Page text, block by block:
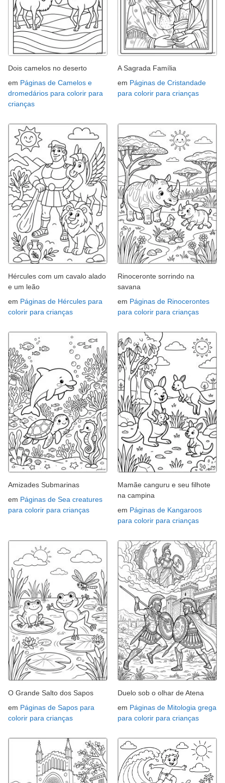
Dois camelos no deserto
em Páginas de Camelos e
dromedários para colorir para
crianças
A Sagrada Família
em Páginas de Cristandade
para colorir para crianças
Hércules com um cavalo alado
e um leão
em Páginas de Hércules para
colorir para crianças
Rinoceronte sorrindo na
savana
em Páginas de Rinocerontes
para colorir para crianças
Amizades Submarinas
em Páginas de Sea creatures
para colorir para crianças
Mamãe canguru e seu filhote
na campina
em Páginas de Kangaroos
para colorir para crianças
O Grande Salto dos Sapos
em Páginas de Sapos para
colorir para crianças
Duelo sob o olhar de Atena
em Páginas de Mitologia grega
para colorir para crianças